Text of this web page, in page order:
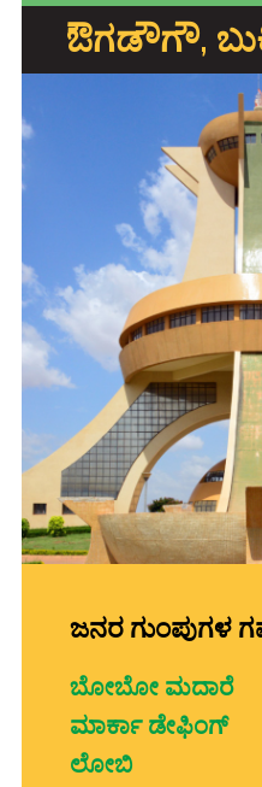
ಔಗಡೌಗೌ,
ಜನರ ಗುಂಪುಗಳ
ಬೋಬೋ ಮದಾರೆ
ಮಾರ್ಕಾ ಡೇಫಿಂಗ್
ಲೋಬಿ